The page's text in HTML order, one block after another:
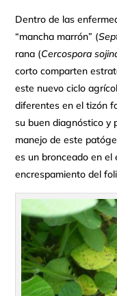
Dentro de las
“mancha marrón” (
rana (Cercospora
corto comparten
este nuevo ciclo
diferentes en el tizón
su buen diagnóstico y
manejo de este
es un bronceado en el
encrespamiento del